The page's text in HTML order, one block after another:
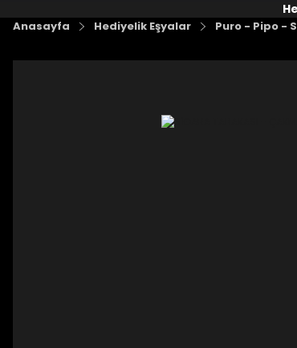
Anasayfa Hediyelik Eşyalar Puro - Pipo -